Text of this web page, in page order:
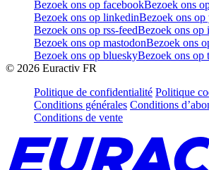
Bezoek ons op facebookBezoek ons
Bezoek ons op linkedinBezoek ons op
Bezoek ons op rss-feedBezoek ons op
Bezoek ons op mastodonBezoek ons
Bezoek ons op blueskyBezoek ons op
© 2026 Euractiv FR
Politique de confidentialité Politique
Conditions générales Conditions
Conditions de vente